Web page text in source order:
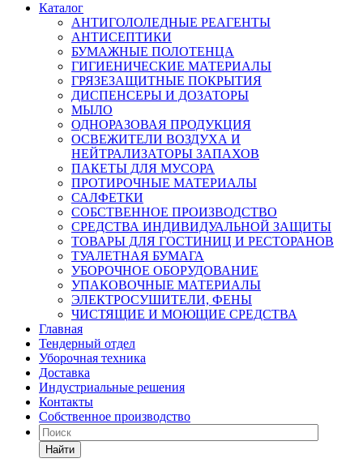
Каталог
АНТИГОЛОЛЕДНЫЕ РЕАГЕНТЫ
АНТИСЕПТИКИ
БУМАЖНЫЕ ПОЛОТЕНЦА
ГИГИЕНИЧЕСКИЕ МАТЕРИАЛЫ
ГРЯЗЕЗАЩИТНЫЕ ПОКРЫТИЯ
ДИСПЕНСЕРЫ И ДОЗАТОРЫ
МЫЛО
ОДНОРАЗОВАЯ ПРОДУКЦИЯ
ОСВЕЖИТЕЛИ ВОЗДУХА И
НЕЙТРАЛИЗАТОРЫ ЗАПАХОВ
ПАКЕТЫ ДЛЯ МУСОРА
ПРОТИРОЧНЫЕ МАТЕРИАЛЫ
САЛФЕТКИ
СОБСТВЕННОЕ ПРОИЗВОДСТВО
СРЕДСТВА ИНДИВИДУАЛЬНОЙ ЗАЩИТЫ
ТОВАРЫ ДЛЯ ГОСТИНИЦ И РЕСТОРАНОВ
ТУАЛЕТНАЯ БУМАГА
УБОРОЧНОЕ ОБОРУДОВАНИЕ
УПАКОВОЧНЫЕ МАТЕРИАЛЫ
ЭЛЕКТРОСУШИТЕЛИ, ФЕНЫ
ЧИСТЯЩИЕ И МОЮЩИЕ СРЕДСТВА
Главная
Тендерный отдел
Уборочная техника
Доставка
Индустриальные решения
Контакты
Собственное производство
Найти